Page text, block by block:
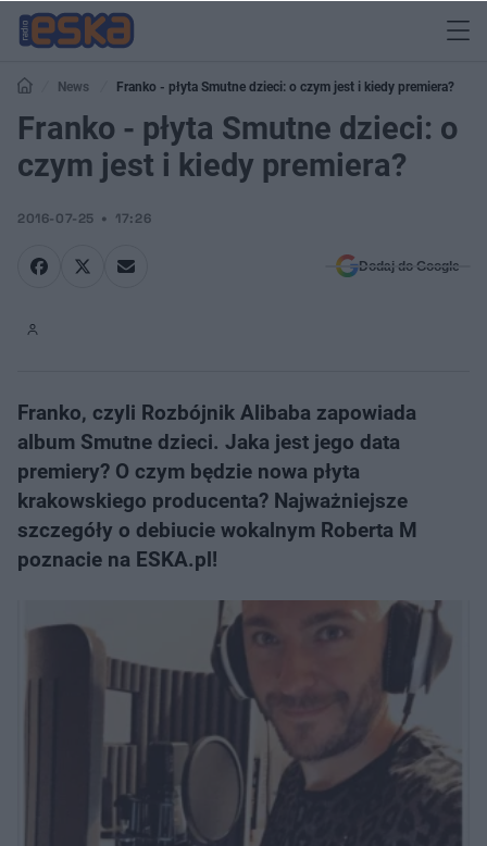
News Franko - płyta Smutne dzieci: o czym jest i kiedy premiera?
Franko - płyta Smutne dzieci: o
czym jest i kiedy premiera?
2016-07-25 17:26
Dodaj do Google
Franko, czyli Rozbójnik Alibaba zapowiada
album Smutne dzieci. Jaka jest jego data
premiery? O czym będzie nowa płyta
krakowskiego producenta? Najważniejsze
szczegóły o debiucie wokalnym Roberta M
poznacie na ESKA.pl!